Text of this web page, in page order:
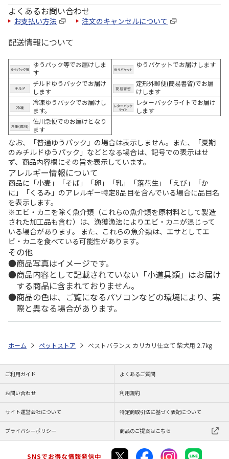
よくあるお問い合わせ
お支払い方法 注文のキャンセルについて
配送情報について
ゆうパック等でお届けしま
す
ゆうパケットでお届けします
チルドゆうパックでお届け
します
定形外郵便(簡易書留)でお届
けします
冷凍ゆうパックでお届けし
ます。
レターパックライトでお届け
します
佐川急便でのお届けとなり
ます
なお、「普通ゆうパック」の場合は表示しません。また、「夏期
のみチルドゆうパック」などとなる場合は、記号での表示はせ
ず、商品内容欄にその旨を表示しています。
アレルギー情報について
商品に「小麦」「そば」「卵」「乳」「落花生」「えび」「か
に」「くるみ」のアレルギー特定8品目を含んでいる場合に品目名
を表示します。
※エビ・カニを除く魚介類（これらの魚介類を原材料として製造
された加工品も含む）は、漁獲漁法によりエビ・カニが混じって
いる場合があります。 また、これらの魚介類は、エサとしてエ
ビ・カニを食べている可能性があります。
その他
商品写真はイメージです。
商品内容として記載されていない「小道具類」はお届け
する商品に含まれておりません。
商品の色は、ご覧になるパソコンなどの環境により、実
際と異なる場合があります。
ホーム ペットストア ベストバランス カリカリ仕立て 柴犬用 2.7kg
ご利用ガイド よくあるご質問
お問い合わせ 利用規約
サイト運営会社について 特定商取引法に基づく表記について
プライバシーポリシー 商品のご提案はこちら
SNSでお得な情報発信中